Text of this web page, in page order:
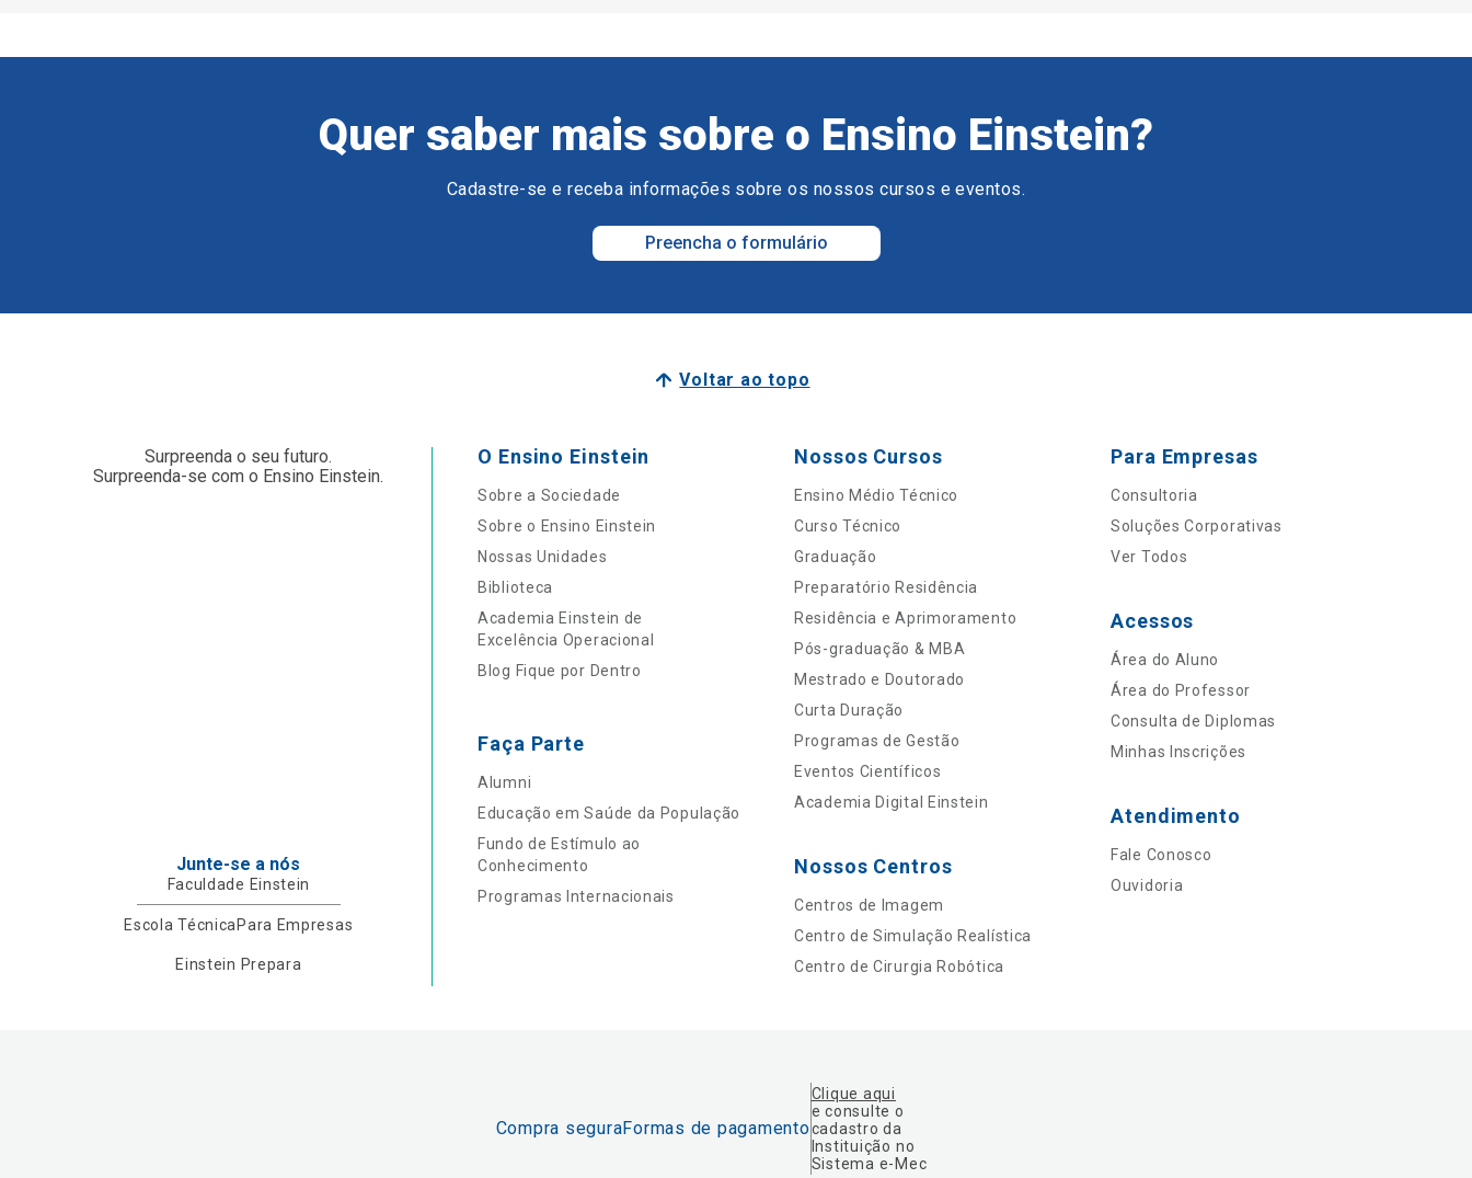
Quer saber mais sobre o Ensino Einstein?
Cadastre-se e receba informações sobre os nossos cursos e eventos.
Preencha o formulário
Voltar ao topo
Surpreenda o seu futuro.
Surpreenda-se com o Ensino Einstein.
Junte-se a nós
Faculdade Einstein
Escola Técnica Para Empresas
Einstein Prepara
O Ensino Einstein
Sobre a Sociedade
Sobre o Ensino Einstein
Nossas Unidades
Biblioteca
Academia Einstein de
Excelência Operacional
Blog Fique por Dentro
Faça Parte
Alumni
Educação em Saúde da População
Fundo de Estímulo ao
Conhecimento
Programas Internacionais
Nossos Cursos
Ensino Médio Técnico
Curso Técnico
Graduação
Preparatório Residência
Residência e Aprimoramento
Pós-graduação & MBA
Mestrado e Doutorado
Curta Duração
Programas de Gestão
Eventos Científicos
Academia Digital Einstein
Nossos Centros
Centros de Imagem
Centro de Simulação Realística
Centro de Cirurgia Robótica
Para Empresas
Consultoria
Soluções Corporativas
Ver Todos
Acessos
Área do Aluno
Área do Professor
Consulta de Diplomas
Minhas Inscrições
Atendimento
Fale Conosco
Ouvidoria
Compra seguraFormas de pagamento
Clique aqui
e consulte o
cadastro da
Instituição no
Sistema e-Mec